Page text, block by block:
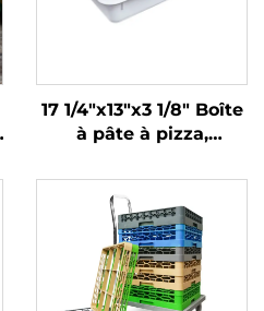
17 1/4"x13"x3 1/8" Boîte
à pâte à pizza,